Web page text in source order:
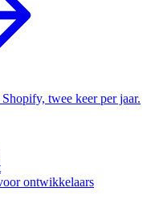
twee keer per jaar.
ontwikkelaars